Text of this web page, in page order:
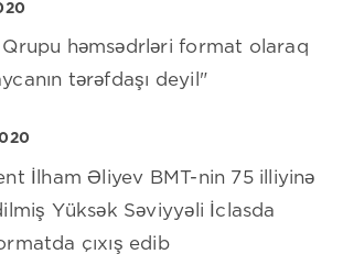
Qrupu həmsədrləri format olaraq
tərəfdaşı deyil"
İlham Əliyev BMT-nin 75 illiyinə
Yüksək Səviyyəli İclasda
çıxış edib